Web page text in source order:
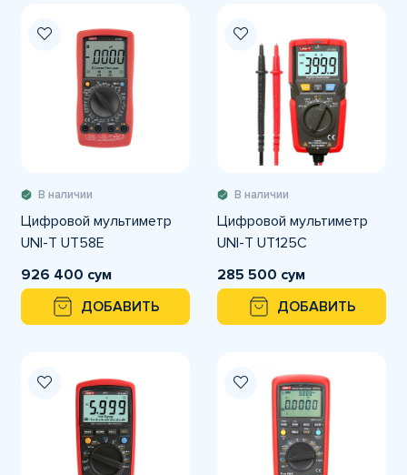
В наличии
Цифровой мультиметр
UNI-T UT58E
926 400 сум
ДОБАВИТЬ
В наличии
Цифровой мультиметр
UNI-T UT125C
285 500 сум
ДОБАВИТЬ